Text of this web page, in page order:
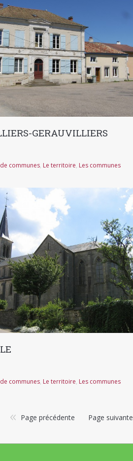
GERAUVILLIERS
communes, Le territoire, Les communes
communes, Le territoire, Les communes
Page précédente Page suivante